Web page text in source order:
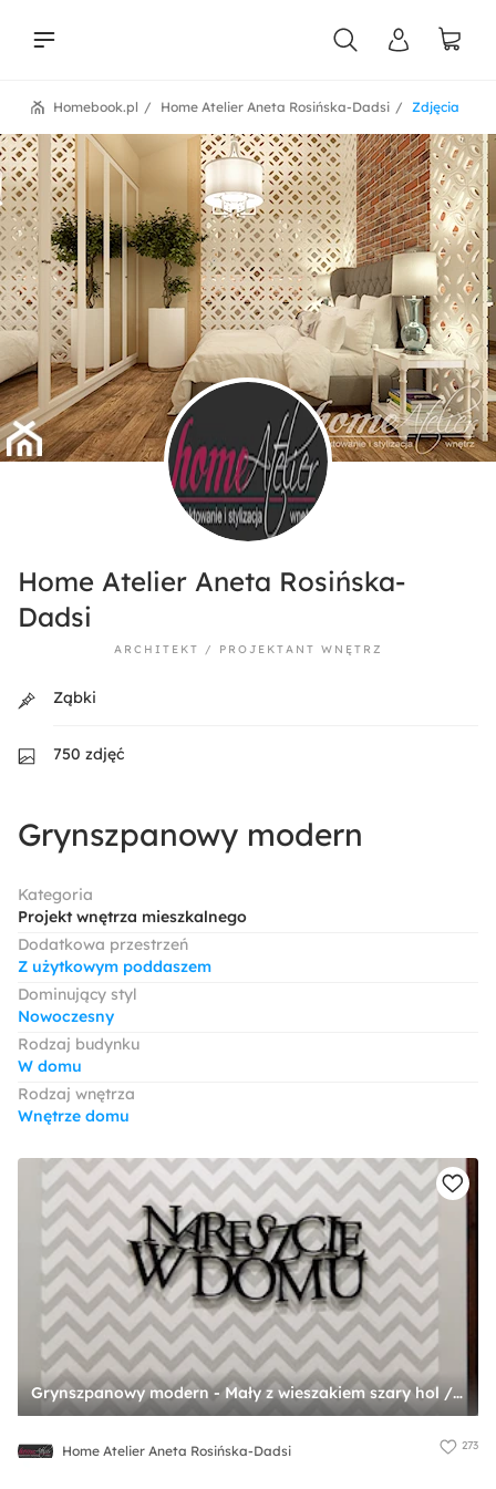
Zdjęcia
Home Atelier Aneta Rosińska-Dadsi
Homebook.pl
Home Atelier Aneta Rosińska-
Dadsi
ARCHITEKT / PROJEKTANT WNĘTRZ
Ząbki
750 zdjęć
Grynszpanowy modern
Kategoria
Projekt wnętrza mieszkalnego
Dodatkowa przestrzeń
Z użytkowym poddaszem
Dominujący styl
Nowoczesny
Rodzaj budynku
W domu
Rodzaj wnętrza
Wnętrze domu
Grynszpanowy modern - Mały z wieszakiem szary hol / przedpokój, styl nowoczesny - zdjęcie od Home Atelier Aneta Rosińska-Dadsi
Home Atelier Aneta Rosińska-Dadsi 273